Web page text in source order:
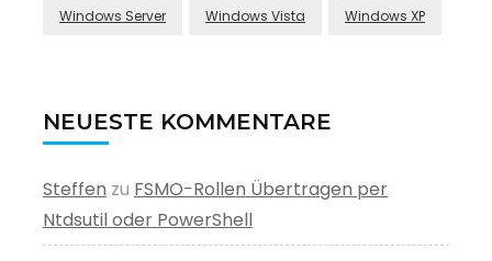
Windows Server Windows Vista Windows XP
NEUESTE KOMMENTARE
Steffen zu FSMO-Rollen Übertragen per
Ntdsutil oder PowerShell